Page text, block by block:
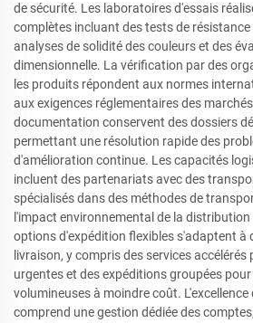
de sécurité. Les laboratoires d'essais
complètes incluant des tests de
analyses de solidité des couleurs et des
dimensionnelle. La vérification par des
les produits répondent aux normes
aux exigences réglementaires des
documentation conservent des dossiers
permettant une résolution rapide des
d'amélioration continue. Les capacités
incluent des partenariats avec des
spécialisés dans des méthodes de
l'impact environnemental de la
options d'expédition flexibles s'adaptent à
livraison, y compris des services
urgentes et des expéditions groupées
volumineuses à moindre coût. L'excellence
comprend une gestion dédiée des